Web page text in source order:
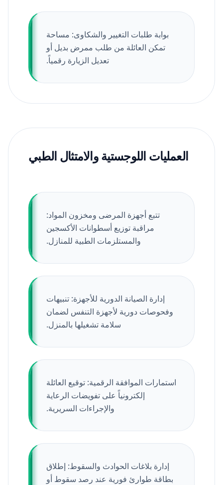
بوابة طلبات التغيير والشكاوى: مساحة
تمكن العائلة من طلب ممرض بديل أو
تعديل الزيارة رقمياً.
العمليات اللوجستية والامتثال الطبي
تتبع أجهزة المرضى ومخزون المواد:
مراقبة توزيع أسطوانات الأكسجين
والمستلزمات الطبية للمنازل.
إدارة الصيانة الدورية للأجهزة: تنبيهات
وفحوصات دورية لأجهزة التنفس لضمان
سلامة تشغيلها بالمنزل.
استمارات الموافقة الرقمية: توقيع العائلة
إلكترونياً على تفويضات الرعاية
والإجراءات السريرية.
إدارة بلاغات الحوادث والسقوط: إطلاق
بطاقة طوارئ فورية عند رصد سقوط أو